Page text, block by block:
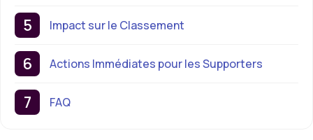
Impact sur le Classement
Actions Immédiates pour les Supporters
FAQ